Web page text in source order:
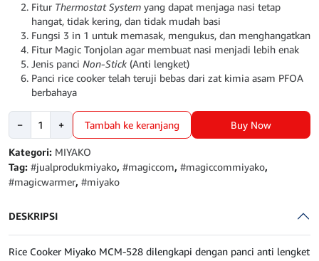
Fitur Thermostat System yang dapat menjaga nasi tetap
hangat, tidak kering, dan tidak mudah basi
Fungsi 3 in 1 untuk memasak, mengukus, dan menghangatkan
Fitur Magic Tonjolan agar membuat nasi menjadi lebih enak
Jenis panci Non-Stick (Anti lengket)
Panci rice cooker telah teruji bebas dari zat kimia asam PFOA
berbahaya
−
Kuantitas
Warmer
Penanak
Nasi
528
+ Tambah ke keranjang Buy Now
Kategori: MIYAKO
Tag: #jualprodukmiyako, #magiccom, #magiccommiyako,
#magicwarmer, #miyako
DESKRIPSI
Rice Cooker Miyako MCM-528 dilengkapi dengan panci anti lengket